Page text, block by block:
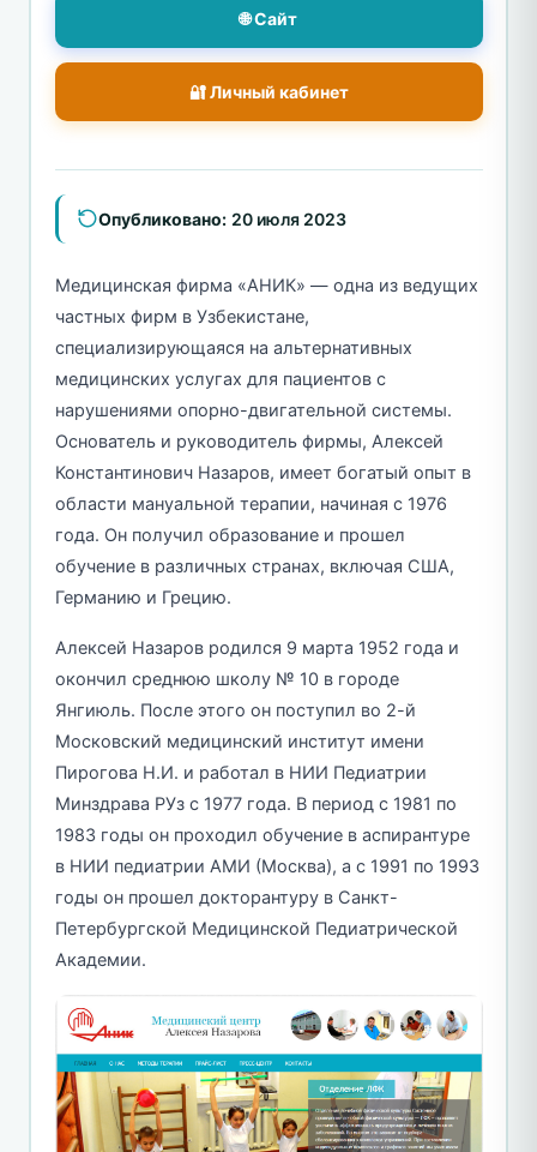
🌐 Сайт
🔐 Личный кабинет
Опубликовано: 20 июля 2023
Медицинская фирма «АНИК» — одна из ведущих
частных фирм в Узбекистане,
специализирующаяся на альтернативных
медицинских услугах для пациентов с
нарушениями опорно-двигательной системы.
Основатель и руководитель фирмы, Алексей
Константинович Назаров, имеет богатый опыт в
области мануальной терапии, начиная с 1976
года. Он получил образование и прошел
обучение в различных странах, включая США,
Германию и Грецию.
Алексей Назаров родился 9 марта 1952 года и
окончил среднюю школу № 10 в городе
Янгиюль. После этого он поступил во 2-й
Московский медицинский институт имени
Пирогова Н.И. и работал в НИИ Педиатрии
Минздрава РУз с 1977 года. В период с 1981 по
1983 годы он проходил обучение в аспирантуре
в НИИ педиатрии АМИ (Москва), а с 1991 по 1993
годы он прошел докторантуру в Санкт-
Петербургской Медицинской Педиатрической
Академии.